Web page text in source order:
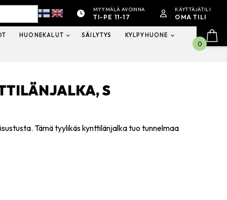
MYYMÄLÄ AVOINNA
TI-PE 11-17
KÄYTTÄJÄTILI
OMA TILI
HUONEKALUT SÄILYTYS KYLPYHUONE
S
Tämä tyylikäs kynttilänjalka tuo tunnelmaa
0